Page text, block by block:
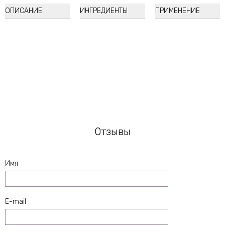
ОПИСАНИЕ ИНГРЕДИЕНТЫ ПРИМЕНЕНИЕ
Отзывы
Имя
E-mail